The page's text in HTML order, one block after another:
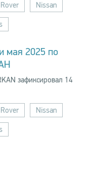
Nissan
мая 2025 по
зафиксировал 14
Nissan